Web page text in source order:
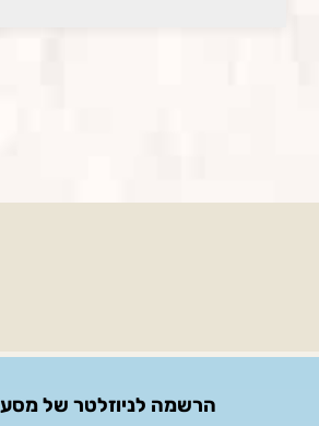
הרשמה לניוזלטר של מסע